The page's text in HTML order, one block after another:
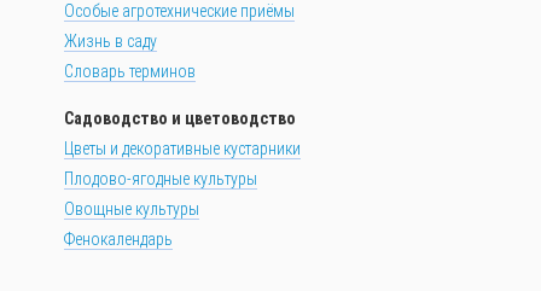
Особые агротехнические приёмы
Жизнь в саду
Словарь терминов
Садоводство и цветоводство
Цветы и декоративные кустарники
Плодово-ягодные культуры
Овощные культуры
Фенокалендарь